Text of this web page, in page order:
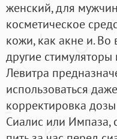
женский, для
косметическое
кожи, как акне и.
другие
Левитра
использоваться
корректировка дозы
Сиалис или Импаза,